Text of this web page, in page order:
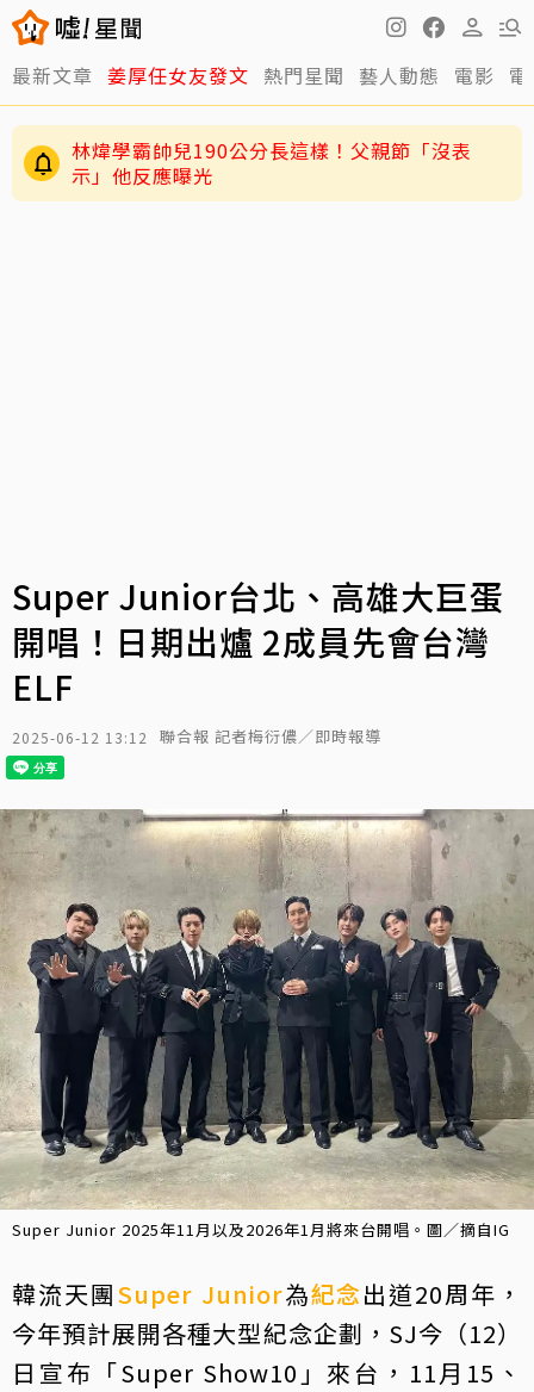
最新文章 姜厚任女友發文 熱門星聞 藝人動態 電影
林煒學霸帥兒190公分長這樣！父親節「沒表
示」他反應曝光
Super Junior台北、高雄大巨蛋
開唱！日期出爐 2成員先會台灣
ELF
2025-06-12 13:12 聯合報 記者梅衍儂／即時報導
Super Junior 2025年11月以及2026年1月將來台開唱。圖／摘自IG
韓流天團Super Junior為紀念出道20周年，
今年預計展開各種大型紀念企劃，SJ今（12）
日宣布「Super Show10」來台，11月15、